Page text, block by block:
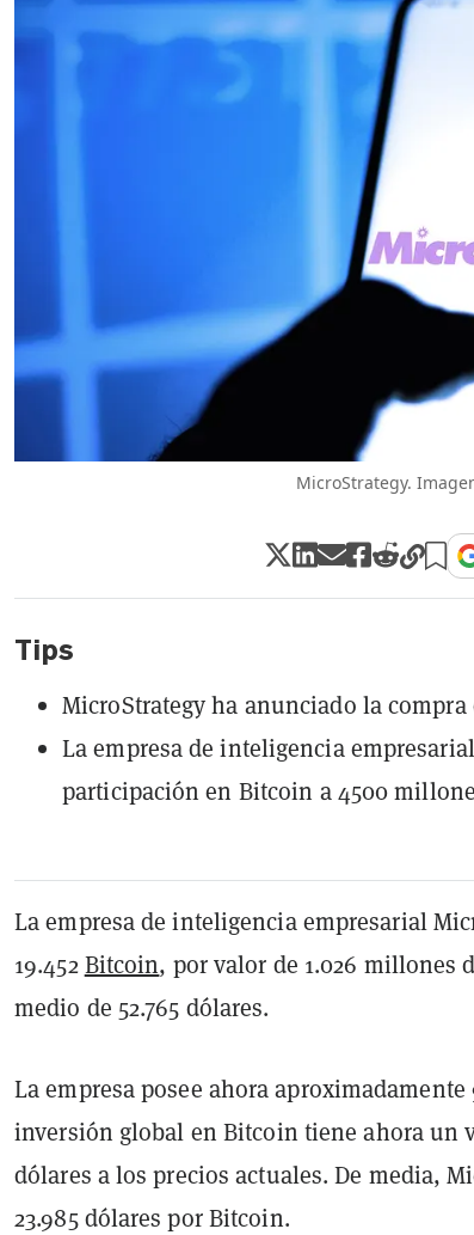
MicroStrategy.
Tips
MicroStrategy ha anunciado la
La empresa de inteligencia
participación en Bitcoin a 4500
La empresa de inteligencia empresarial
19.452Bitcoin, por valor de 1.026 millones
medio de 52.765 dólares.
La empresa posee ahora
inversión global en Bitcoin tiene ahora un
dólares a los precios actuales. De media,
23.985 dólares por Bitcoin.